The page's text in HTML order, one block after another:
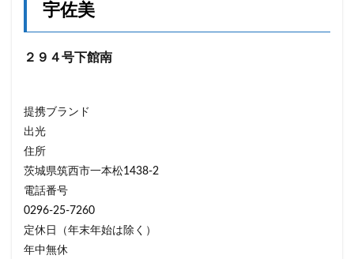
宇佐美
２９４号下館南
提携ブランド
出光
住所
茨城県筑西市一本松1438-2
電話番号
0296-25-7260
定休日（年末年始は除く）
年中無休